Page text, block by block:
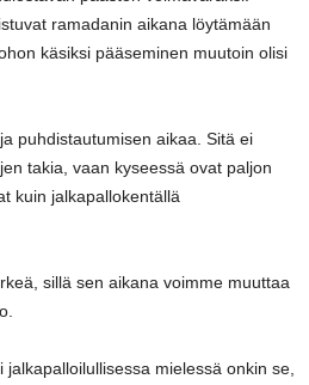
ramadanin aikana löytämään
käsiksi pääseminen muutoin olisi
puhdistautumisen aikaa. Sitä ei
takia, vaan kyseessä ovat paljon
kuin jalkapallokentällä
sillä sen aikana voimme muuttaa
mielessä onkin se,